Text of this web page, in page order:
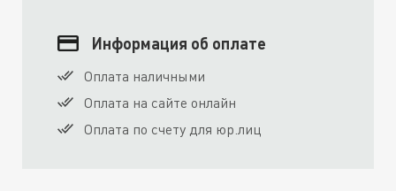
Информация об оплате
Оплата наличными
Оплата на сайте онлайн
Оплата по счету для юр.лиц